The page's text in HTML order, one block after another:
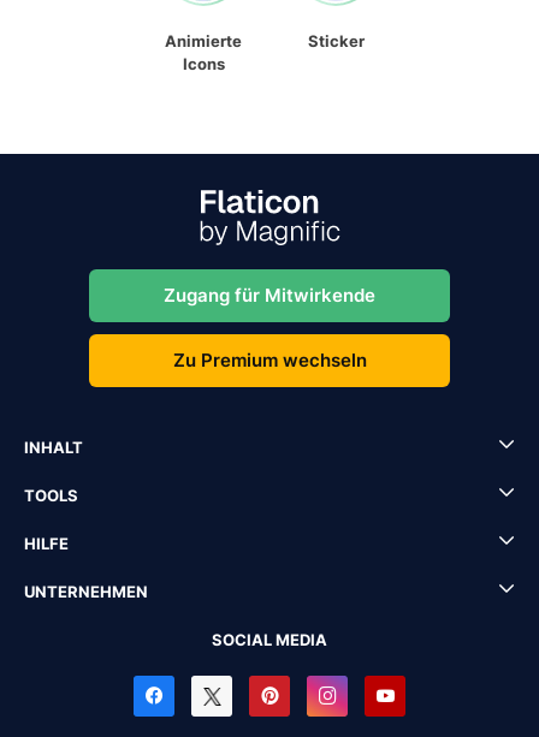
Animierte
Icons
Sticker
Zugang für Mitwirkende
Zu Premium wechseln
INHALT
TOOLS
HILFE
UNTERNEHMEN
SOCIAL MEDIA